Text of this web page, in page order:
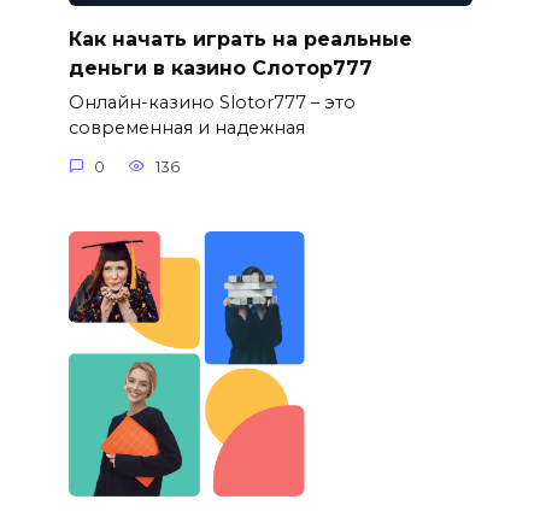
Как начать играть на реальные
деньги в казино Слотор777
Онлайн-казино Slotor777 – это
современная и надежная
0 136